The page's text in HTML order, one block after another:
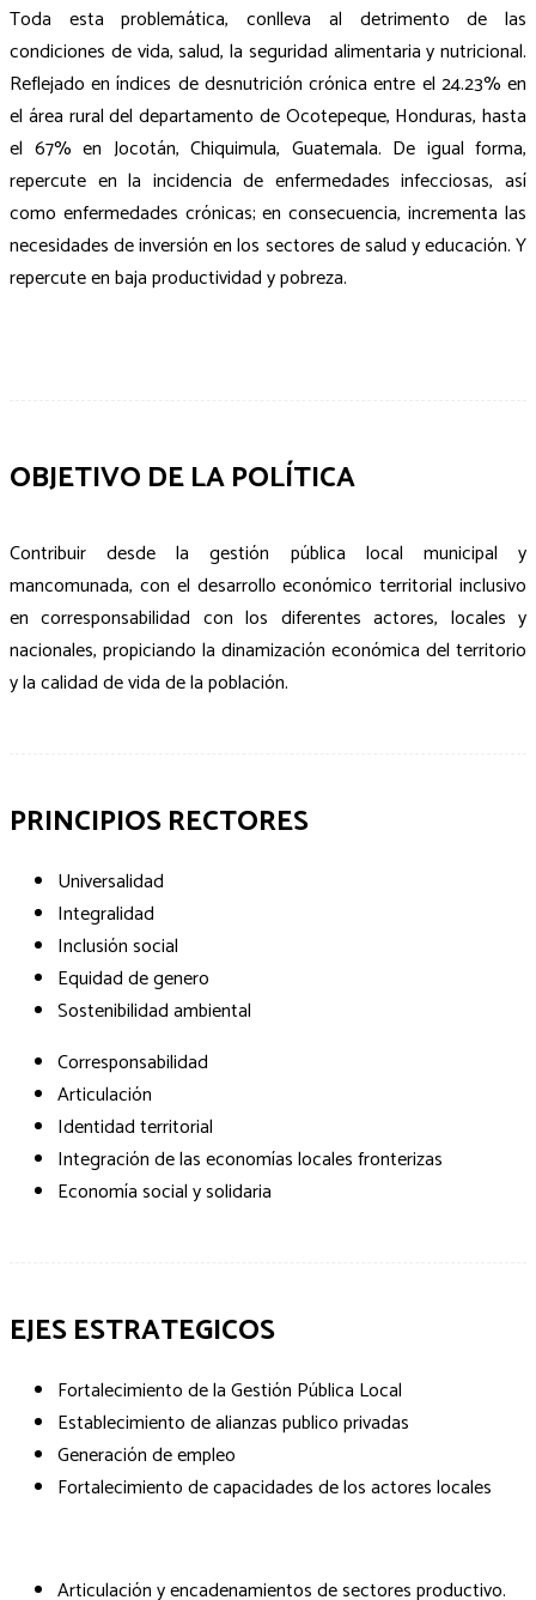
Toda esta problemática, conlleva al detrimento de las
condiciones de vida, salud, la seguridad alimentaria y nutricional.
Reflejado en índices de desnutrición crónica entre el 24.23% en
el área rural del departamento de Ocotepeque, Honduras, hasta
el 67% en Jocotán, Chiquimula, Guatemala. De igual forma,
repercute en la incidencia de enfermedades infecciosas, así
como enfermedades crónicas; en consecuencia, incrementa las
necesidades de inversión en los sectores de salud y educación. Y
repercute en baja productividad y pobreza.
OBJETIVO DE LA POLÍTICA
Contribuir desde la gestión pública local municipal y
mancomunada, con el desarrollo económico territorial inclusivo
en corresponsabilidad con los diferentes actores, locales y
nacionales, propiciando la dinamización económica del territorio
y la calidad de vida de la población.
PRINCIPIOS RECTORES
Universalidad
Integralidad
Inclusión social
Equidad de genero
Sostenibilidad ambiental
Corresponsabilidad
Articulación
Identidad territorial
Integración de las economías locales fronterizas
Economía social y solidaria
EJES ESTRATEGICOS
Fortalecimiento de la Gestión Pública Local
Establecimiento de alianzas publico privadas
Generación de empleo
Fortalecimiento de capacidades de los actores locales
Articulación y encadenamientos de sectores productivo.